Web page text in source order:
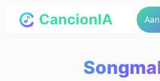
CancionIA